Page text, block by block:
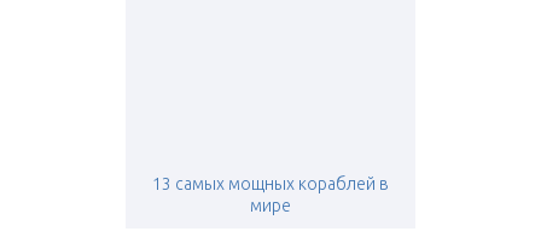
13 самых мощных кораблей в
мире